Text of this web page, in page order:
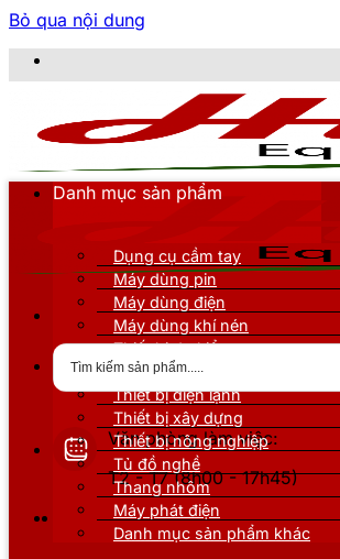
Bỏ qua nội dung
Văn phòng làm việc:
T2 - T7 (8h00 - 17h45)
Danh mục sản phẩm
Dụng cụ cầm tay
Máy dùng pin
Máy dùng điện
Máy dùng khí nén
Thiết bị đo kiểm
Thiết bị nâng đỡ
Thiết bị điện lạnh
Thiết bị xây dựng
Thiết bị nông nghiệp
Tủ đồ nghề
Thang nhôm
Máy phát điện
Danh mục sản phẩm khác